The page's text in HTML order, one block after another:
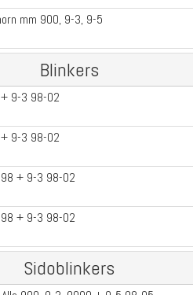
mm 900, 9-3, 9-5
Blinkers
9-3 98-02
9-3 98-02
+ 9-3 98-02
+ 9-3 98-02
Sidoblinkers